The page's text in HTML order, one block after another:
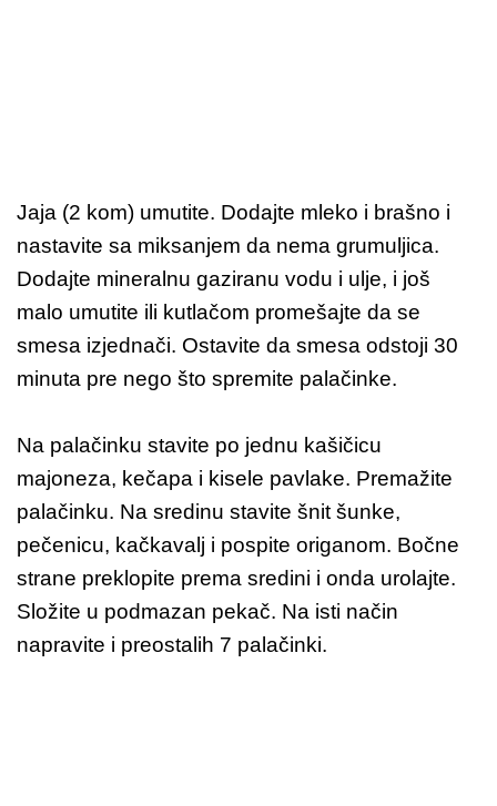
Jaja (2 kom) umutite. Dodajte mleko i brašno i
nastavite sa miksanjem da nema grumuljica.
Dodajte mineralnu gaziranu vodu i ulje, i još
malo umutite ili kutlačom promešajte da se
smesa izjednači. Ostavite da smesa odstoji 30
minuta pre nego što spremite palačinke.
Na palačinku stavite po jednu kašičicu
majoneza, kečapa i kisele pavlake. Premažite
palačinku. Na sredinu stavite šnit šunke,
pečenicu, kačkavalj i pospite origanom. Bočne
strane preklopite prema sredini i onda urolajte.
Složite u podmazan pekač. Na isti način
napravite i preostalih 7 palačinki.